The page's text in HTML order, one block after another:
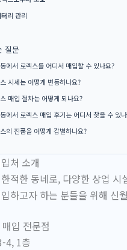
리 관리
질문
에서 로렉스를 어디서 매입할 수 있나요?
시세는 어떻게 변동하나요?
매입 절차는 어떻게 되나요?
에서 로렉스 매입 후기는 어디서 찾을 수 있
의 진품을 어떻게 감별하나요?
처 소개
적한 동네로, 다양한 상업
하고자 하는 분들을 위해 신
입 전문점
4, 1층